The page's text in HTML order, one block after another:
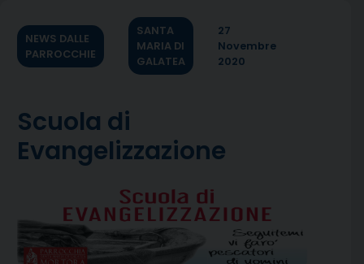
NEWS DALLE
PARROCCHIE
SANTA
MARIA DI
GALATEA
27
Novembre
2020
Scuola di
Evangelizzazione